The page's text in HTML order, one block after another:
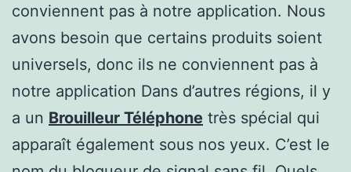
conviennent pas à notre application. Nous
avons besoin que certains produits soient
universels, donc ils ne conviennent pas à
notre application Dans d’autres régions, il y
a un Brouilleur Téléphone très spécial qui
apparaît également sous nos yeux. C’est le